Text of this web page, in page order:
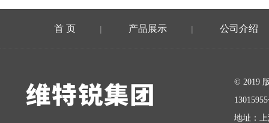
首 页 | 产品展示 | 公司介绍
© 2019
地址：